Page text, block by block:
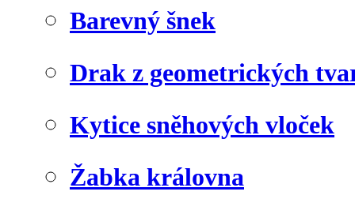
Barevný šnek
Drak z geometrických
Kytice sněhových vloček
Žabka královna